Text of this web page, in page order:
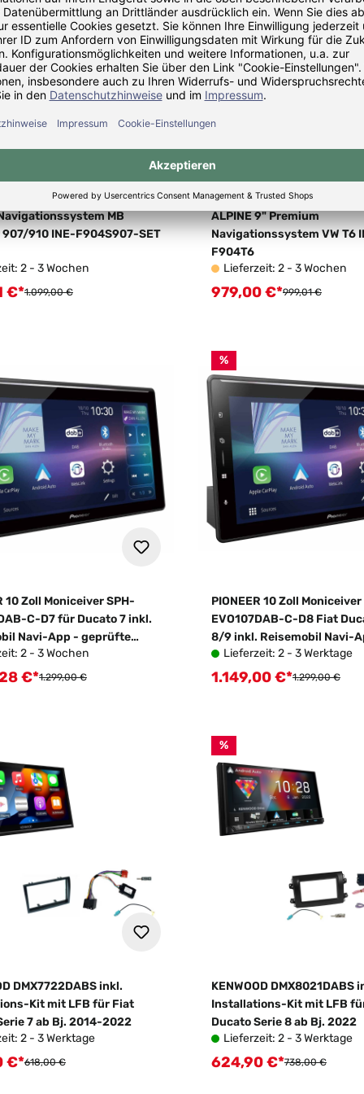
MB
910 INE-F904S907-SET
2 - 3 Wochen
€*Regulärer Preis:
1.099,00 €
ALPINE 9" Premium
Navigationssystem VW T6
F904T6
Lieferzeit: 2 - 3 Wochen
Verkaufspreis:
979,00 €*Regulärer Preis:
999,01 €
10 Zoll Moniceiver SPH-
C-D7 für Ducato 7 inkl.
Navi-App - geprüfte
2 - 3 Wochen
€*Regulärer Preis:
1.299,00 €
%
PIONEER 10 Zoll Moniceiver
EVO107DAB-C-D8 Fiat
8/9 inkl. Reisemobil Navi-
Lieferzeit: 2 - 3 Werktage
Verkaufspreis:
1.149,00 €*Regulärer Preis:
1.299,00 €
DMX7722DABS inkl.
Kit mit LFB für Fiat
7 ab Bj. 2014-2022
2 - 3 Werktage
€*Regulärer Preis:
618,00 €
%
KENWOOD DMX8021DABS
Installations-Kit mit LFB
Ducato Serie 8 ab Bj. 2022
Lieferzeit: 2 - 3 Werktage
Verkaufspreis:
624,90 €*Regulärer Preis:
738,00 €